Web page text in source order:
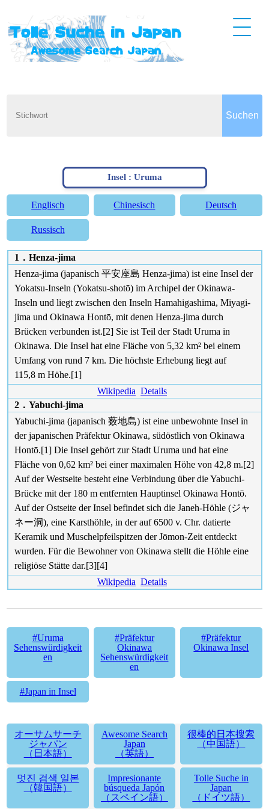
Insel : Uruma
Englisch Chinesisch Deutsch
Russisch
1．Henza-jima
Henza-jima (japanisch 平安座島 Henza-jima) ist eine Insel der
Yokatsu-Inseln (Yokatsu-shotō) im Archipel der Okinawa-
Inseln und liegt zwischen den Inseln Hamahigashima, Miyagi-
jima und Okinawa Hontō, mit denen Henza-jima durch
Brücken verbunden ist.[2] Sie ist Teil der Stadt Uruma in
Okinawa. Die Insel hat eine Fläche von 5,32 km² bei einem
Umfang von rund 7 km. Die höchste Erhebung liegt auf
115,8 m Höhe.[1]
Wikipedia Details
2．Yabuchi-jima
Yabuchi-jima (japanisch 薮地島) ist eine unbewohnte Insel in
der japanischen Präfektur Okinawa, südöstlich von Okinawa
Hontō.[1] Die Insel gehört zur Stadt Uruma und hat eine
Fläche von 0,62 km² bei einer maximalen Höhe von 42,8 m.[2]
Auf der Westseite besteht eine Verbindung über die Yabuchi-
Brücke mit der 180 m entfernten Hauptinsel Okinawa Hontō.
Auf der Ostseite der Insel befindet sich die Janeh-Höhle (ジャ
ネー洞), eine Karsthöhle, in der auf 6500 v. Chr. datierte
Keramik und Muschelpfeilspitzen der Jōmon-Zeit entdeckt
wurden. Für die Bewohner von Okinawa stellt die Höhle eine
religiöse Stätte dar.[3][4]
Wikipedia Details
#Uruma
Sehenswürdigkeit
en
#Präfektur
Okinawa
Sehenswürdigkeit
en
#Präfektur
Okinawa Insel
#Japan in Insel
オーサムサーチ
ジャパン
（日本語）
Awesome Search
Japan
（英語）
很棒的日本搜索
（中国語）
멋진 검색 일본
（韓国語）
Impresionante
búsqueda Japón
（スペイン語）
Tolle Suche in
Japan
（ドイツ語）